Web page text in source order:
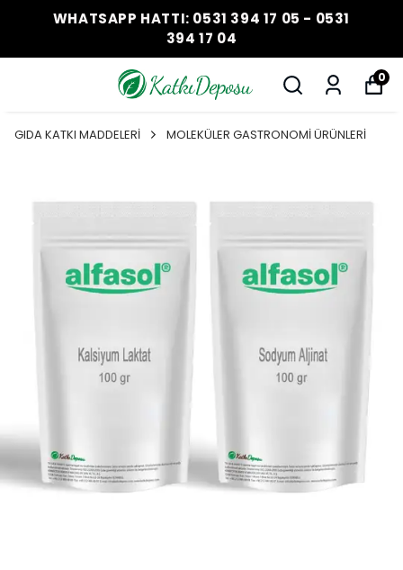
WHATSAPP HATTI: 0531 394 17 05 - 0531
394 17 04
0
GIDA KATKI MADDELERİ MOLEKÜLER GASTRONOMİ ÜRÜNLERİ